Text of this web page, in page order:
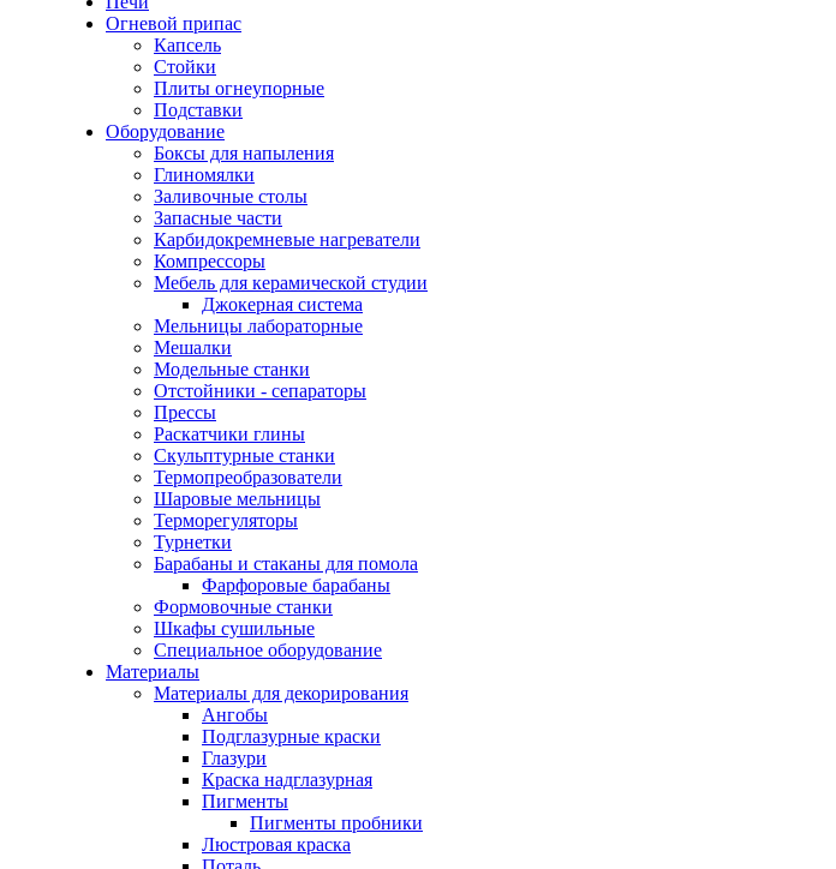
Огневой припас
Капсель
Стойки
Плиты огнеупорные
Подставки
Оборудование
Боксы для напыления
Глиномялки
Заливочные столы
Запасные части
Карбидокремневые нагреватели
Компрессоры
Мебель для керамической студии
Джокерная система
Мельницы лабораторные
Мешалки
Модельные станки
Отстойники - сепараторы
Прессы
Раскатчики глины
Скульптурные станки
Термопреобразователи
Шаровые мельницы
Терморегуляторы
Турнетки
Барабаны и стаканы для помола
Фарфоровые барабаны
Формовочные станки
Шкафы сушильные
Специальное оборудование
Материалы
Материалы для декорирования
Ангобы
Подглазурные краски
Глазури
Краска надглазурная
Пигменты
Пигменты пробники
Люстровая краска